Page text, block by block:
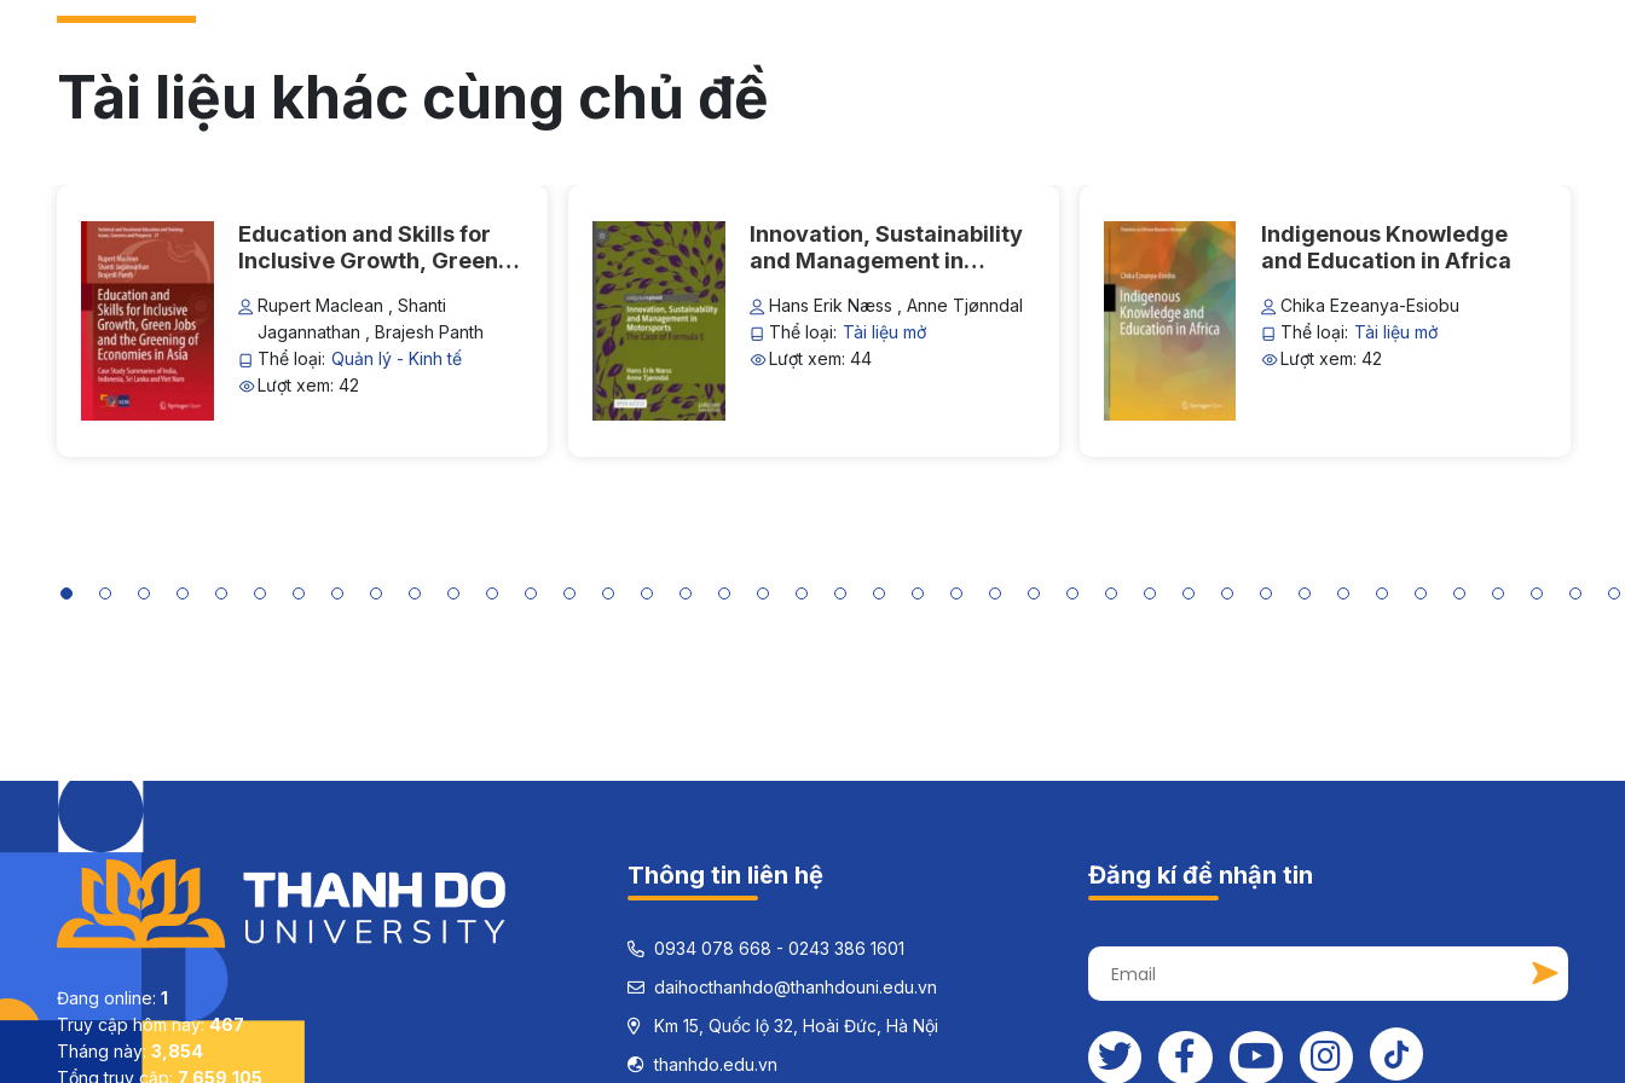
Flipbook Plugin Help
documentation.
Tài liệu khác cùng chủ đề
Education and Skills for
Inclusive Growth, Green
Economies in Asia: Case
Study Summaries of India,
Indonesia, Sri Lanka and
Viet Nam
Rupert Maclean , Shanti
Jagannathan , Brajesh Panth
Thể loại: Quản lý - Kinh tế
Lượt xem: 42
Innovation, Sustainability
and Management in
Formula E
Hans Erik Næss , Anne Tjønndal
Thể loại: Tài liệu mở
Lượt xem: 44
Indigenous Knowledge
and Education in Africa
Chika Ezeanya-Esiobu
Thể loại: Tài liệu mở
Lượt xem: 42
Đang online: 1
Truy cập hôm nay:467
Tháng này: 3,854
Tổng truy cập: 7,659,105
Thông tin liên hệ
0934 078 668 - 0243 386 1601
daihocthanhdo@thanhdouni.edu.vn
Km 15, Quốc lộ 32, Hoài Đức, Hà Nội
thanhdo.edu.vn
Đăng kí để nhận tin